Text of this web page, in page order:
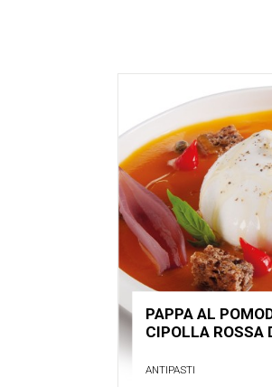
PAPPA AL
CIPOLLA ROSSA
ANTIPASTI